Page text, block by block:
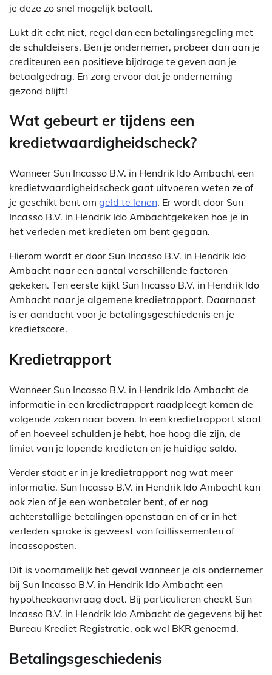
je deze zo snel mogelijk betaalt.
Lukt dit echt niet, regel dan een betalingsregeling met
de schuldeisers. Ben je ondernemer, probeer dan aan je
crediteuren een positieve bijdrage te geven aan je
betaalgedrag. En zorg ervoor dat je onderneming
gezond blijft!
Wat gebeurt er tijdens een
kredietwaardigheidscheck?
Wanneer Sun Incasso B.V. in Hendrik Ido Ambacht een
kredietwaardigheidscheck gaat uitvoeren weten ze of
je geschikt bent om geld te lenen. Er wordt door Sun
Incasso B.V. in Hendrik Ido Ambachtgekeken hoe je in
het verleden met kredieten om bent gegaan.
Hierom wordt er door Sun Incasso B.V. in Hendrik Ido
Ambacht naar een aantal verschillende factoren
gekeken. Ten eerste kijkt Sun Incasso B.V. in Hendrik Ido
Ambacht naar je algemene kredietrapport. Daarnaast
is er aandacht voor je betalingsgeschiedenis en je
kredietscore.
Kredietrapport
Wanneer Sun Incasso B.V. in Hendrik Ido Ambacht de
informatie in een kredietrapport raadpleegt komen de
volgende zaken naar boven. In een kredietrapport staat
of en hoeveel schulden je hebt, hoe hoog die zijn, de
limiet van je lopende kredieten en je huidige saldo.
Verder staat er in je kredietrapport nog wat meer
informatie. Sun Incasso B.V. in Hendrik Ido Ambacht kan
ook zien of je een wanbetaler bent, of er nog
achterstallige betalingen openstaan en of er in het
verleden sprake is geweest van faillissementen of
incassoposten.
Dit is voornamelijk het geval wanneer je als ondernemer
bij Sun Incasso B.V. in Hendrik Ido Ambacht een
hypotheekaanvraag doet. Bij particulieren checkt Sun
Incasso B.V. in Hendrik Ido Ambacht de gegevens bij het
Bureau Krediet Registratie, ook wel BKR genoemd.
Betalingsgeschiedenis